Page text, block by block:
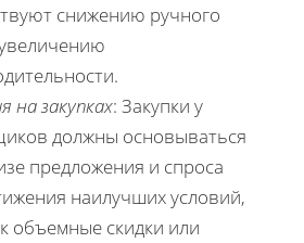
снижению ручного
на закупках: Закупки у
должны основываться
предложения и спроса
наилучших условий,
объемные скидки или